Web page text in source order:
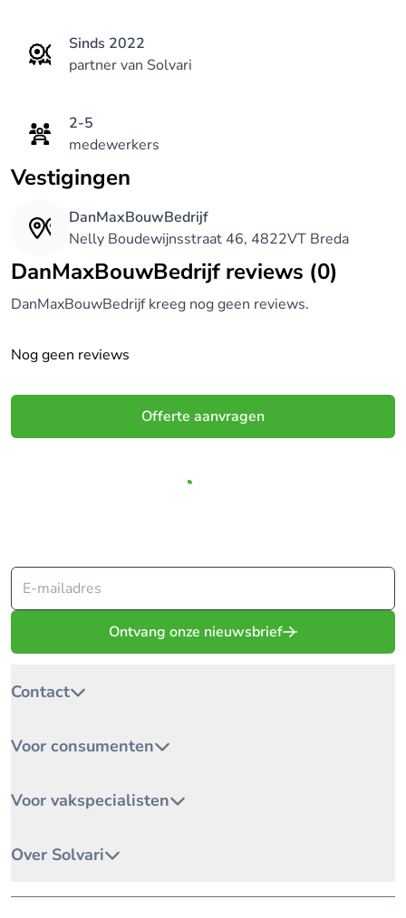
Sinds 2022
partner van Solvari
2-5
medewerkers
Vestigingen
DanMaxBouwBedrijf
Nelly Boudewijnsstraat 46, 4822VT Breda
DanMaxBouwBedrijf reviews (0)
DanMaxBouwBedrijf kreeg nog geen reviews.
Nog geen reviews
Offerte aanvragen
Ontvang onze nieuwsbrief
Contact
Voor consumenten
Voor vakspecialisten
Over Solvari